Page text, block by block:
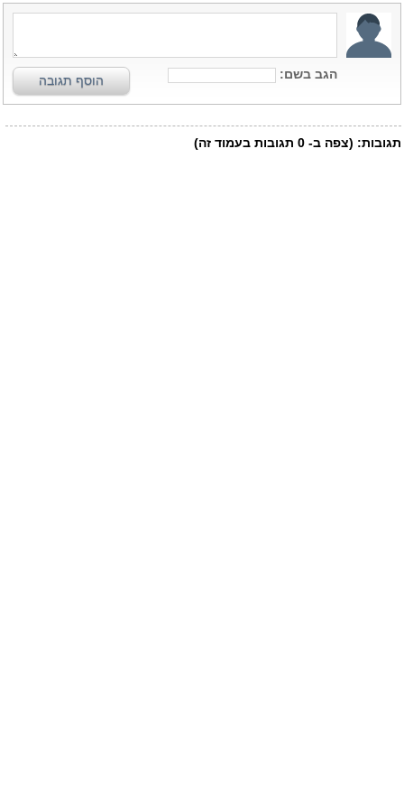
הגב בשם: הוסף תגובה
תגובות: (צפה ב- 0 תגובות בעמוד זה)